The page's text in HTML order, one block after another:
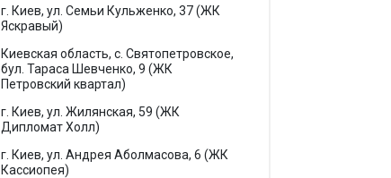
г. Киев, ул. Семьи Кульженко, 37 (ЖК
Яскравый)
Киевская область, с. Святопетровское,
бул. Тараса Шевченко, 9 (ЖК
Петровский квартал)
г. Киев, ул. Жилянская, 59 (ЖК
Дипломат Холл)
г. Киев, ул. Андрея Аболмасова, 6 (ЖК
Кассиопея)